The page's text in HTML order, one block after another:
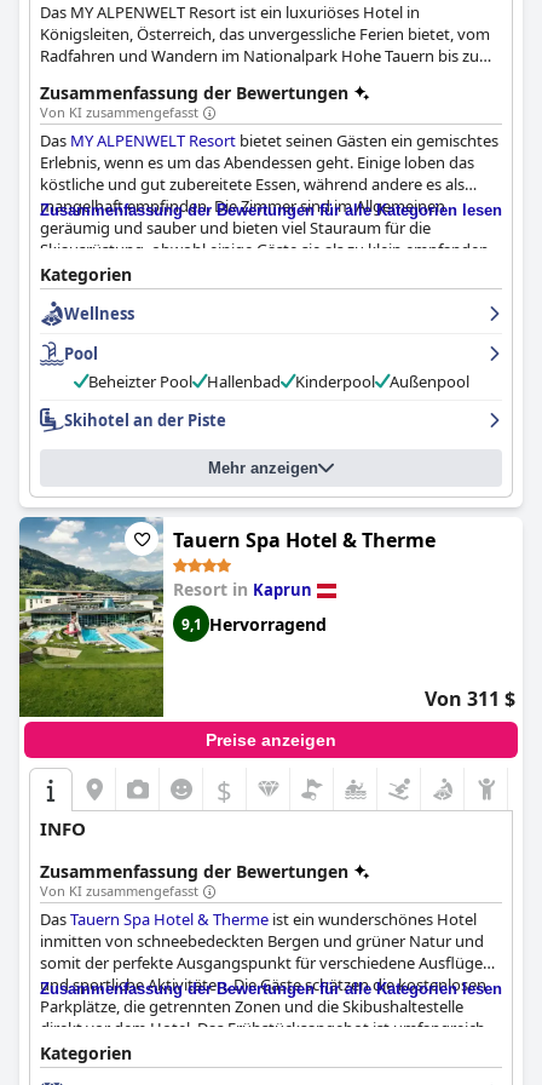
Das MY ALPENWELT Resort ist ein luxuriöses Hotel in
Königsleiten, Österreich, das unvergessliche Ferien bietet, vom
Radfahren und Wandern im Nationalpark Hohe Tauern bis zum
Kindern finden hier Abenteuer und Entspannung, während
passionierte Wintersportler direkten Zugang zu den Pisten
haben. Kulinarisch verwöhnt werden die Gäste im trendigen
Lifestyle-Restaurant des Hotels, das auch für private oder
geschäftliche Feste und Feiern zur Verfügung steht. Mit
luxuriösen Zimmern, einer einzigartigen Bade- und Wellnesswelt
und einem atemberaubenden Bergblick ist das MY ALPENWELT
Resort die perfekte Destination für einen Luxusurlaub in
Österreich.
Zusammenfassung der Bewertungen
Von KI zusammengefasst
Das MY ALPENWELT Resort bietet seinen Gästen ein gemischtes
Erlebnis, wenn es um das Abendessen geht. Einige loben das
köstliche und gut zubereitete Essen, während andere es als
mangelhaft empfinden. Die Zimmer sind im Allgemeinen
geräumig und sauber und bieten viel Stauraum für die
Skiausrüstung, obwohl einige Gäste sie als zu klein empfanden.
Das Personal wird als freundlich und zuvorkommend
beschrieben, obwohl einige Gäste Probleme mit
Sprachbarrieren und Desorganisation feststellten. Die Spa-
Einrichtungen sind ein Highlight des Resorts mit einem schönen
Swimmingpool und einer Sauna, auch wenn einige Gäste über
Wartungsprobleme berichteten. Insgesamt schätzten die Gäste
gestalten, und hielten die Anlage für eine gute Wahl für einen
erholsamen Skiurlaub.
Zusammenfassung der Bewertungen für alle Kategorien lesen
Kategorien
Wellness
Pool
Beheizter Pool
Hallenbad Kinderpool
Außenpool
Skihotel an der Piste
Mehr anzeigen
Tauern Spa Hotel & Therme
Resort in Kaprun
9,1 Hervorragend
Von 311 $
Preise anzeigen
$
INFO
Zusammenfassung der Bewertungen
Von KI zusammengefasst
DasTauern Spa Hotel & Therme ist ein wunderschönes Hotel
inmitten von schneebedeckten Bergen und grüner Natur und
somit der perfekte Ausgangspunkt für verschiedene Ausflüge
und sportliche Aktivitäten. Die Gäste schätzen die kostenlosen
Parkplätze, die getrennten Zonen und die Skibushaltestelle
direkt vor dem Hotel. Das Frühstücksangebot ist umfangreich
und bietet eine erstaunliche Auswahl an warmen und kalten
Gerichten, während das Abendessen von außergewöhnlicher
Zusammenfassung der Bewertungen für alle Kategorien lesen
Kategorien